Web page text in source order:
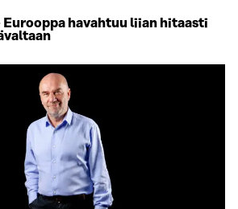
Eurooppa havahtuu liian hitaasti